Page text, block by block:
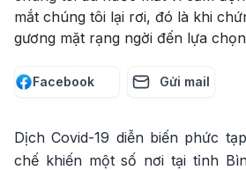
mắt chúng tôi lại rơi, đó là khi
gương mặt rạng ngời đến lựa
Facebook Gửi mail
Dịch Covid-19 diễn biến phức
chế khiến một số nơi tại tỉnh